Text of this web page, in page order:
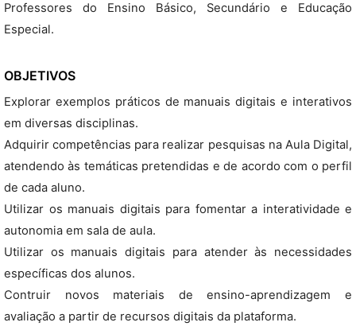
Professores do Ensino Básico, Secundário e Educação
Especial.
OBJETIVOS
Explorar exemplos práticos de manuais digitais e interativos
em diversas disciplinas.
Adquirir competências para realizar pesquisas na Aula Digital,
atendendo às temáticas pretendidas e de acordo com o perfil
de cada aluno.
Utilizar os manuais digitais para fomentar a interatividade e
autonomia em sala de aula.
Utilizar os manuais digitais para atender às necessidades
específicas dos alunos.
Contruir novos materiais de ensino-aprendizagem e
avaliação a partir de recursos digitais da plataforma.